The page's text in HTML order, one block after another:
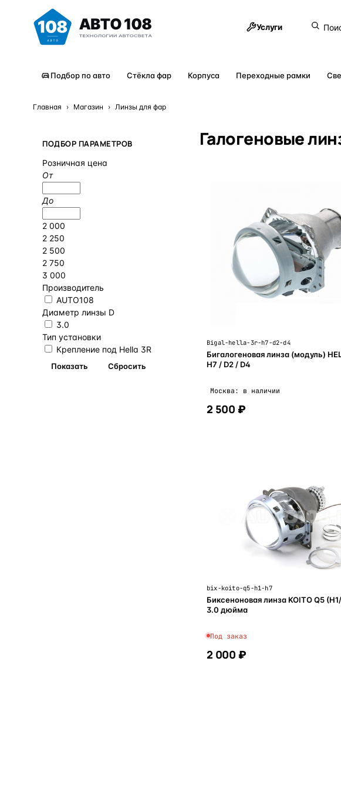
Услуги
Подбор по авто Стёкла фар Корпуса Переходные рамки
Главная › Магазин › Линзы для фар
ПОДБОР ПАРАМЕТРОВ
Розничная цена
От
До
2 000
2 250
2 500
2 750
3 000
Производитель
AUTO108
Диаметр линзы D
3.0
Тип установки
Крепление под Hella 3R
Галогеновые
Bigal-hella-3r-h7-d2-d4
Бигалогеновая линза (модуль)
H7 / D2 / D4
Москва: в наличии
2 500 ₽
bix-koito-q5-h1-h7
Биксеноновая линза KOITO Q5
3.0 дюйма
Под заказ
2 000 ₽